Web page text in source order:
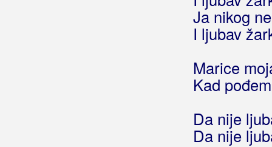
Ja nikog
I ljubav
Marice
Kad
Da nije
Da nije